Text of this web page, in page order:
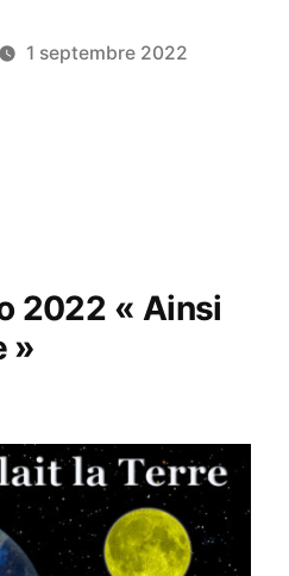
1 septembre 2022
2022 « Ainsi
»